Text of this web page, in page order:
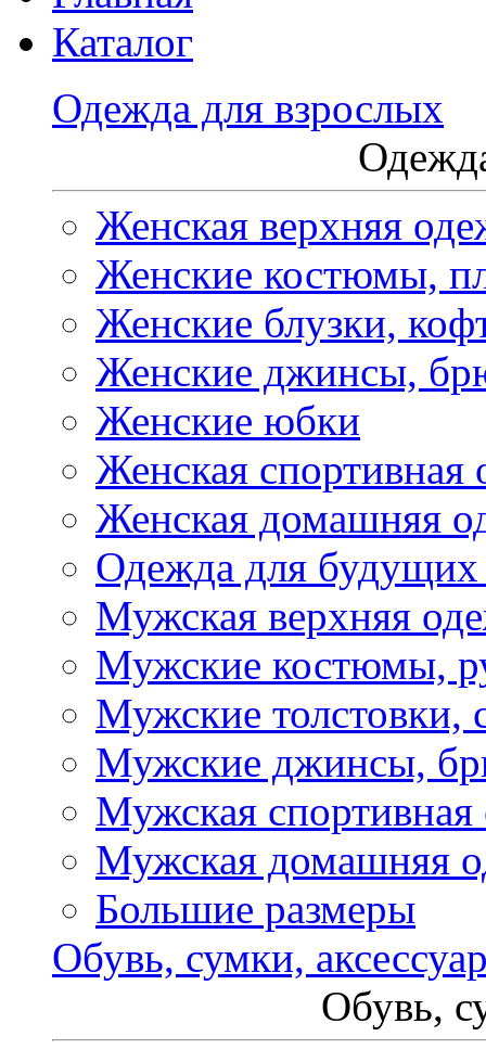
Каталог
Одежда для взрослых
Женская верхняя
Женские костюмы,
Женские блузки,
Женские джинсы,
Женские юбки
Женская спортивная
Женская домашняя
Одежда для
Мужская верхняя
Мужские костюмы,
Мужские толстовки,
Мужские джинсы,
Мужская спортивная
Мужская домашняя
Большие размеры
Обувь, сумки,
Обувь,